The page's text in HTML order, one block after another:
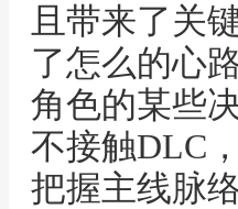
且带来了关
了怎么的心
角色的某些
不接触DLC
把握主线脉